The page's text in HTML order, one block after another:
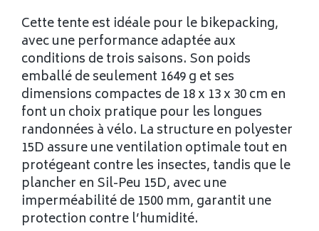
Cette tente est idéale pour le bikepacking,
avec une performance adaptée aux
conditions de trois saisons. Son poids
emballé de seulement 1649 g et ses
dimensions compactes de 18 x 13 x 30 cm en
font un choix pratique pour les longues
randonnées à vélo. La structure en polyester
15D assure une ventilation optimale tout en
protégeant contre les insectes, tandis que le
plancher en Sil-Peu 15D, avec une
imperméabilité de 1500 mm, garantit une
protection contre l’humidité.